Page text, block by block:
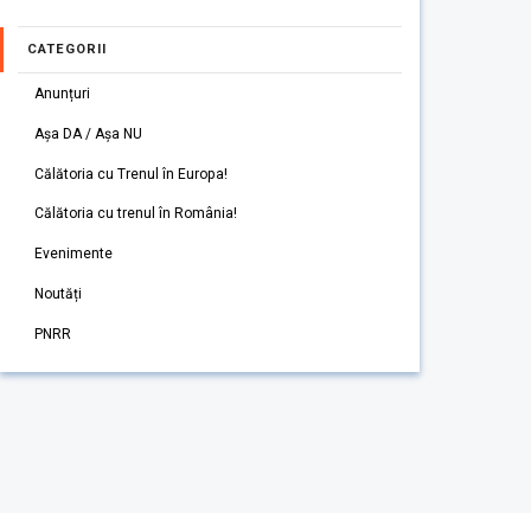
CATEGORII
Anunțuri
Așa DA / Așa NU
Călătoria cu Trenul în Europa!
Călătoria cu trenul în România!
Evenimente
Noutăți
PNRR